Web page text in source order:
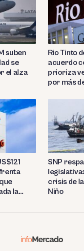
suben
se
el alza
Rio Tinto
acuerdo
prioriza
por más
la
SNP
crisis de
Niño